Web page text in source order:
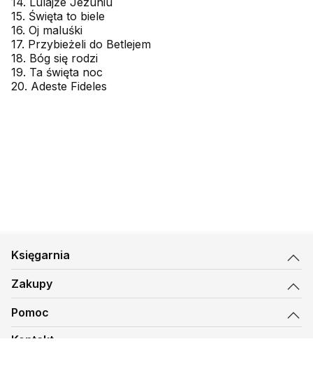
15. Święta to biele
16. Oj maluśki
17. Przybieżeli do Betlejem
18. Bóg się rodzi
19. Ta święta noc
20. Adeste Fideles
Księgarnia
Zakupy
Pomoc
Kontakt